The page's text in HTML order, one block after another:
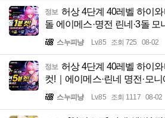
정보 허상 4단계 40레벨 하이
돌 에이메스·명전 린네·3돌 모
스누피냥 Lv.85 조회 725 08-02
정보 허상 4단계 40레벨 하이
컷!｜에이메스·린네 명전·모
스누피냥 Lv.85 조회 1117 08-02